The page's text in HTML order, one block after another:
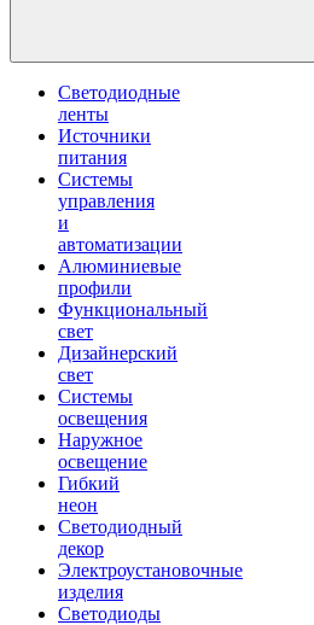
Светодиодные
ленты
Источники
питания
Системы
управления
и
автоматизации
Алюминиевые
профили
Функциональный
свет
Дизайнерский
свет
Системы
освещения
Наружное
освещение
Гибкий
неон
Светодиодный
декор
Электроустановочные
изделия
Светодиоды